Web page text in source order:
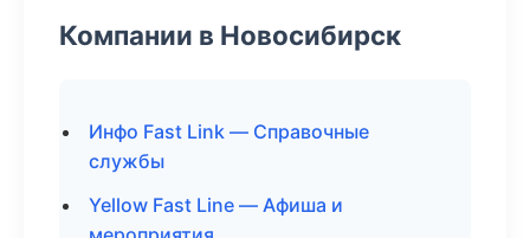
Компании в Новосибирск
Инфо Fast Link — Справочные
службы
Yellow Fast Line — Афиша и